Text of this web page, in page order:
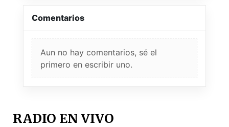
Comentarios
Aun no hay comentarios, sé el
primero en escribir uno.
RADIO EN VIVO